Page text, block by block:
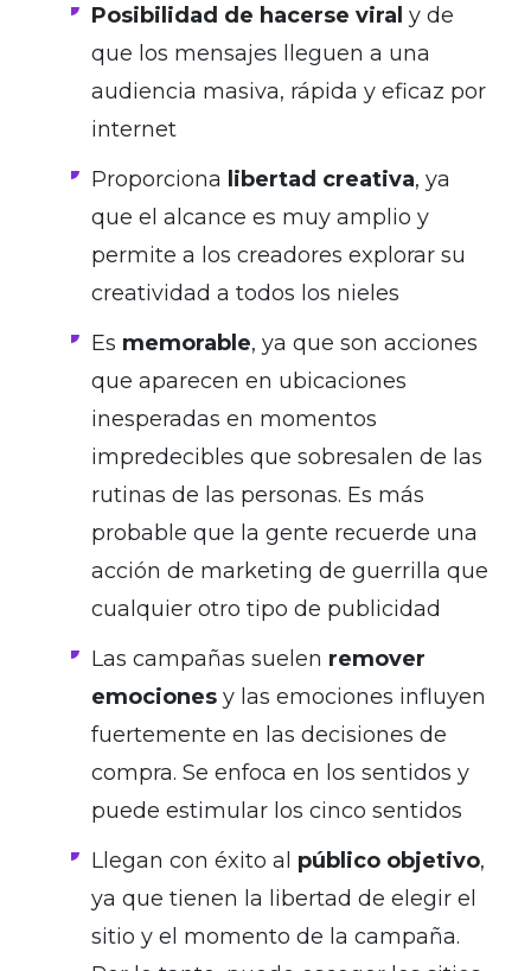
Posibilidad de hacerse viral y de
que los mensajes lleguen a una
audiencia masiva, rápida y eficaz por
internet
Proporciona libertad creativa, ya
que el alcance es muy amplio y
permite a los creadores explorar su
creatividad a todos los nieles
Es memorable, ya que son acciones
que aparecen en ubicaciones
inesperadas en momentos
impredecibles que sobresalen de las
rutinas de las personas. Es más
probable que la gente recuerde una
acción de marketing de guerrilla que
cualquier otro tipo de publicidad
Las campañas suelen remover
emociones y las emociones influyen
fuertemente en las decisiones de
compra. Se enfoca en los sentidos y
puede estimular los cinco sentidos
Llegan con éxito al público objetivo,
ya que tienen la libertad de elegir el
sitio y el momento de la campaña.